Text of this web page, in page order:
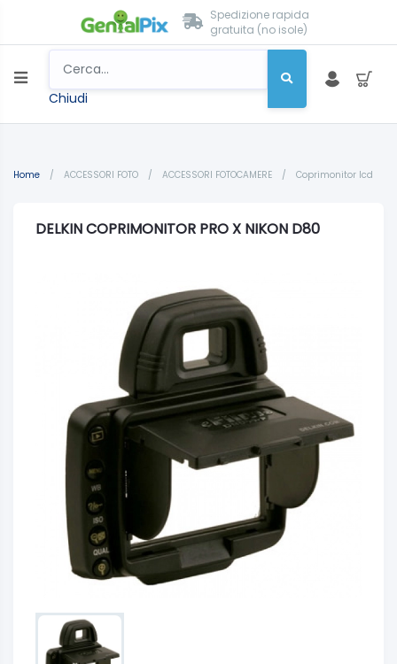
Spedizione rapida
gratuita (no isole)
Chiudi
Home / ACCESSORI FOTO / ACCESSORI FOTOCAMERE / Coprimonitor lcd
DELKIN COPRIMONITOR PRO X NIKON D80